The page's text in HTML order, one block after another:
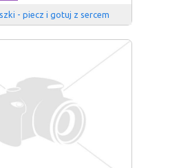
- piecz i gotuj z sercem